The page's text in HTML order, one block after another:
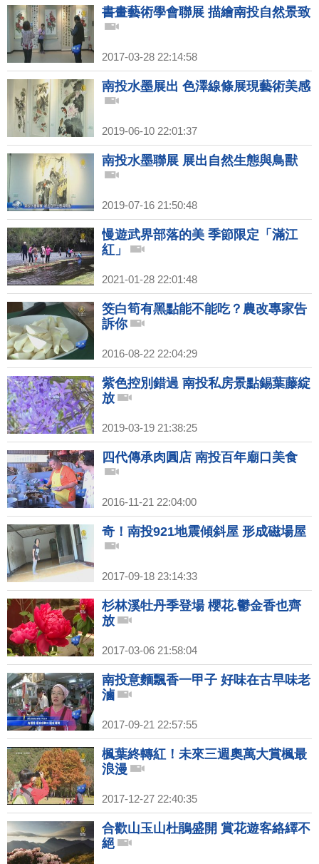
書畫藝術學會聯展 描繪南投自然景致
2017-03-28 22:14:58
南投水墨展出 色澤線條展現藝術美感
2019-06-10 22:01:37
南投水墨聯展 展出自然生態與鳥獸
2019-07-16 21:50:48
慢遊武界部落的美 季節限定「滿江
紅」
2021-01-28 22:01:48
筊白筍有黑點能不能吃？農改專家告
訴你
2016-08-22 22:04:29
紫色控別錯過 南投私房景點錫葉藤綻
放
2019-03-19 21:38:25
四代傳承肉圓店 南投百年廟口美食
2016-11-21 22:04:00
奇！南投921地震傾斜屋 形成磁場屋
2017-09-18 23:14:33
杉林溪牡丹季登場 櫻花.鬱金香也齊
放
2017-03-06 21:58:04
南投意麵飄香一甲子 好味在古早味老
滷
2017-09-21 22:57:55
楓葉終轉紅！未來三週奧萬大賞楓最
浪漫
2017-12-27 22:40:35
合歡山玉山杜鵑盛開 賞花遊客絡繹不
絕